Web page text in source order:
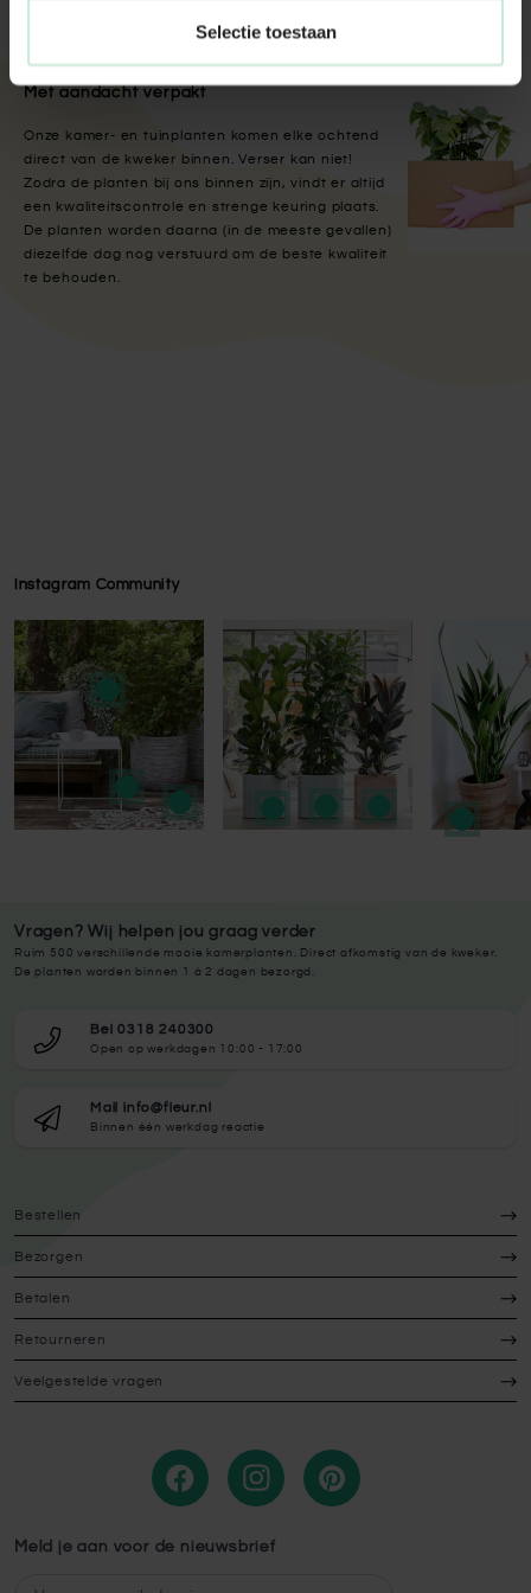
Selectie toestaan
Met aandacht verpakt
Onze kamer- en tuinplanten komen elke ochtend
direct van de kweker binnen. Verser kan niet!
Zodra de planten bij ons binnen zijn, vindt er altijd
een kwaliteitscontrole en strenge keuring plaats.
De planten worden daarna (in de meeste gevallen)
diezelfde dag nog verstuurd om de beste kwaliteit
te behouden.
Instagram Community
Press to skip carousel
Press to skip carousel
Vragen? Wij helpen jou graag verder
Ruim 500 verschillende mooie kamerplanten. Direct afkomstig van de kweker.
De planten worden binnen 1 à 2 dagen bezorgd.
Bel 0318 240300
Open op werkdagen 10:00 - 17:00
Mail info@fleur.nl
Binnen één werkdag reactie
Bestellen
Bezorgen
Betalen
Retourneren
Veelgestelde vragen
Meld je aan voor de nieuwsbrief
E-mailadres